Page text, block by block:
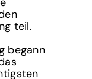
teil.
begann